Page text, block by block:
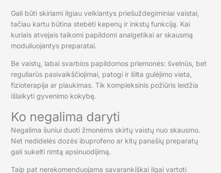
Gali būti skiriami ilgiau veikiantys priešuždegiminiai vaistai,
tačiau kartu būtina stebėti kepenų ir inkstų funkciją. Kai
kuriais atvejais taikomi papildomi analgetikai ar skausmą
moduliuojantys preparatai.
Be vaistų, labai svarbios papildomos priemonės: švelnūs, bet
reguliarūs pasivaikščiojimai, patogi ir šilta gulėjimo vieta,
fizioterapija ar plaukimas. Tik kompleksinis požiūris leidžia
išlaikyti gyvenimo kokybę.
Ko negalima daryti
Negalima šuniui duoti žmonėms skirtų vaistų nuo skausmo.
Net nedidelės dozės ibuprofeno ar kitų panašių preparatų
gali sukelti rimtą apsinuodijimą.
Taip pat nerekomenduojama savarankiškai ilgai vartoti